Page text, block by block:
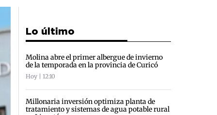
Lo último
Molina abre el primer albergue de invierno
de la temporada en la provincia de Curicó
Hoy | 12:10
Millonaria inversión optimiza planta de
tratamiento y sistemas de agua potable rural